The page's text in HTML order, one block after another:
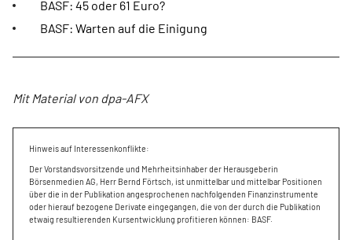
BASF: 45 oder 61 Euro?
BASF: Warten auf die Einigung
Mit Material von dpa-AFX
Hinweis auf Interessenkonflikte:
Der Vorstandsvorsitzende und Mehrheitsinhaber der Herausgeberin
Börsenmedien AG, Herr Bernd Förtsch, ist unmittelbar und mittelbar Positionen
über die in der Publikation angesprochenen nachfolgenden Finanzinstrumente
oder hierauf bezogene Derivate eingegangen, die von der durch die Publikation
etwaig resultierenden Kursentwicklung profitieren können: BASF.